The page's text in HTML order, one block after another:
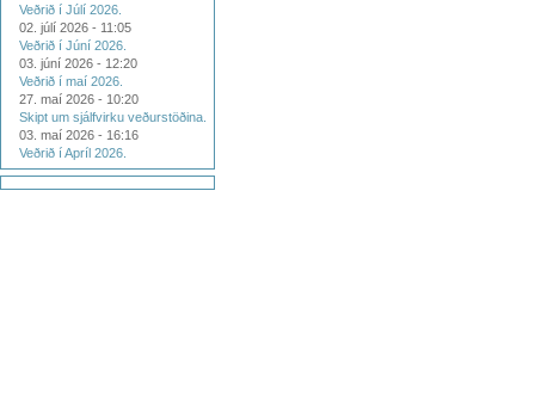
Veðrið í Júlí 2026.
02. júlí 2026 - 11:05
Veðrið í Júní 2026.
03. júní 2026 - 12:20
Veðrið í maí 2026.
27. maí 2026 - 10:20
Skipt um sjálfvirku veðurstöðina.
03. maí 2026 - 16:16
Veðrið í Apríl 2026.